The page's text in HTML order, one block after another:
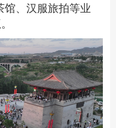
馆、汉服旅拍等业